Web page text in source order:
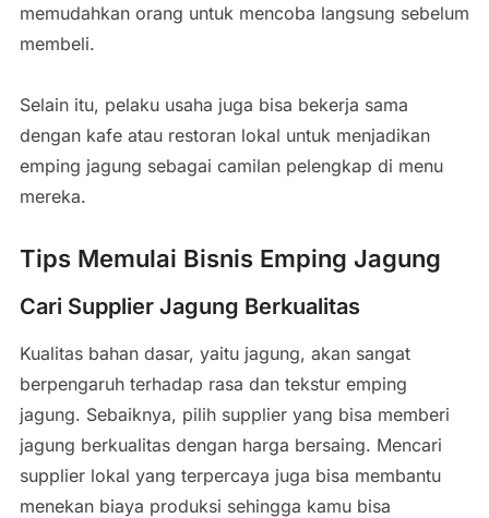
memudahkan orang untuk mencoba langsung sebelum
membeli.
Selain itu, pelaku usaha juga bisa bekerja sama
dengan kafe atau restoran lokal untuk menjadikan
emping jagung sebagai camilan pelengkap di menu
mereka.
Tips Memulai Bisnis Emping Jagung
Cari Supplier Jagung Berkualitas
Kualitas bahan dasar, yaitu jagung, akan sangat
berpengaruh terhadap rasa dan tekstur emping
jagung. Sebaiknya, pilih supplier yang bisa memberi
jagung berkualitas dengan harga bersaing. Mencari
supplier lokal yang terpercaya juga bisa membantu
menekan biaya produksi sehingga kamu bisa